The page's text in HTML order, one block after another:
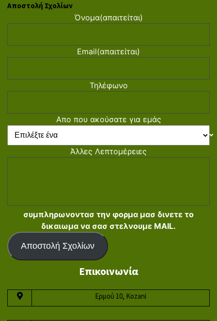
Αποστολή Σχολίων
Όνομα(απαιτείται)
Email(απαιτείται)
Τηλέφωνο
Απο που ακούσατε για εμάς
Άλλες Λεπτομέρειες
συμπληρωνοντασ την φορμα μασ δινετε το
δικαιωμα να σασ στελνουμε MAIL.
Αποστολή Σχολίων
Επικοινωνία
Ερμού 10, Kozani